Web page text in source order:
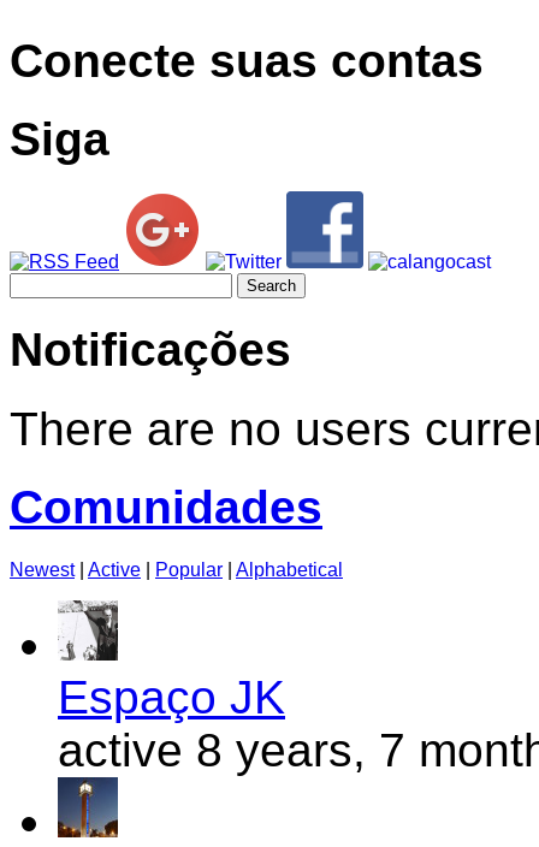
Conecte suas contas
Siga
for:
Notificações
There are no users
Comunidades
Newest Active Popular Alphabetical
Espaço JK
active 8 years, 7